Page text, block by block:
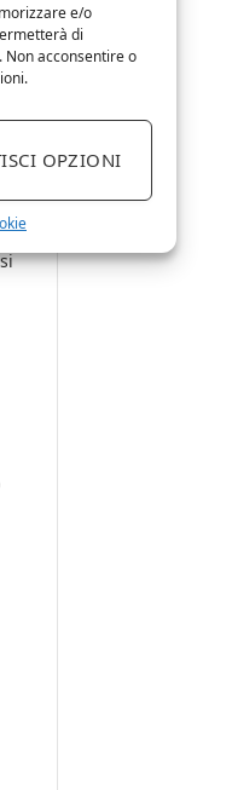
e/o
di
acconsentire o
OPZIONI